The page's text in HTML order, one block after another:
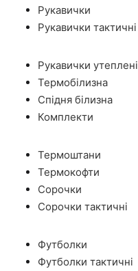
Рукавички
Рукавички тактичні
Рукавички утеплені
Термобілизна
Спідня білизна
Комплекти
Термоштани
Термокофти
Сорочки
Сорочки тактичні
Футболки
Футболки тактичні